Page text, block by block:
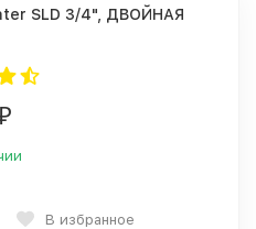
SLD 3/4", ДВОЙНАЯ
В избранное